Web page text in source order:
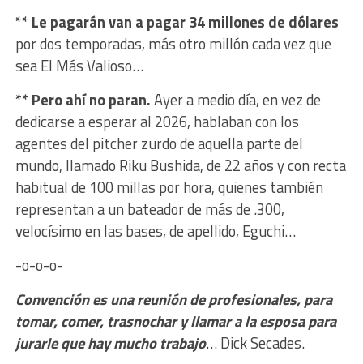
** Le pagarán van a pagar 34 millones de dólares
por dos temporadas, más otro millón cada vez que
sea El Más Valioso…
** Pero ahí no paran.Ayer a medio día, en vez de
dedicarse a esperar al 2026, hablaban con los
agentes del pitcher zurdo de aquella parte del
mundo, llamado Riku Bushida, de 22 años y con recta
habitual de 100 millas por hora, quienes también
representan a un bateador de más de .300,
velocísimo en las bases, de apellido, Eguchi…
-o-o-o-
Convenciónes una reunión de profesionales, para
tomar, comer, trasnochar y llamar a la esposa para
jurarle que hay mucho trabajo… Dick Secades.